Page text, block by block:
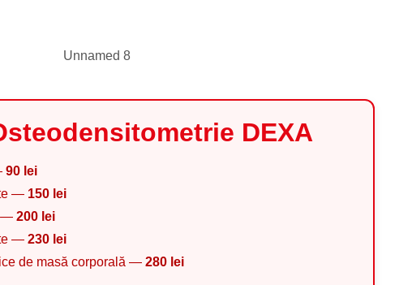
DEXA
90 lei
— 150 lei
— 200 lei
— 230 lei
de masă corporală — 280 lei